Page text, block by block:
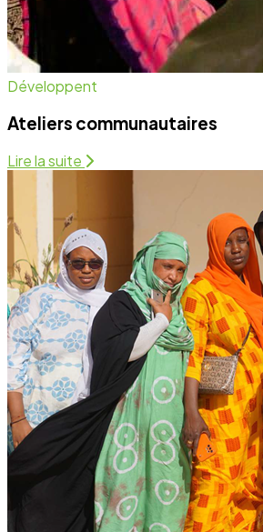
Santé
Campagne sanitaire
Lire la suite